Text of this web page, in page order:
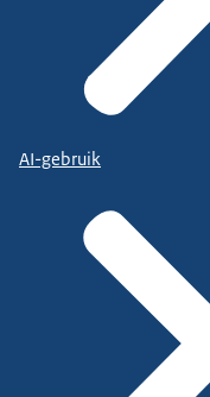
AI-gebruik